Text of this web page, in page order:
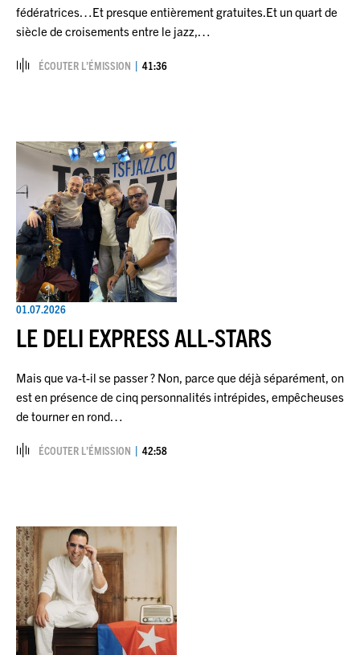
fédératrices…Et presque entièrement gratuites.Et un quart de
siècle de croisements entre le jazz,…
ÉCOUTER L’ÉMISSION 41:36
01.07.2026
LE DELI EXPRESS ALL-STARS
Mais que va-t-il se passer ? Non, parce que déjà séparément, on
est en présence de cinq personnalités intrépides, empêcheuses
de tourner en rond…
ÉCOUTER L’ÉMISSION 42:58